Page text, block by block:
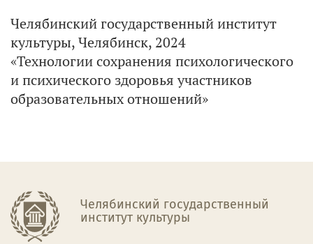
Челябинский государственный институт
культуры, Челябинск, 2024
«Технологии сохранения психологического
и психического здоровья участников
образовательных отношений»
Челябинский государственный
институт культуры